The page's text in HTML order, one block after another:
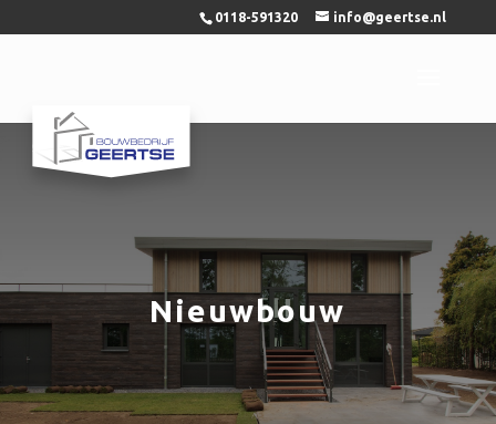
0118-591320 info@geertse.nl
Nieuwbouw